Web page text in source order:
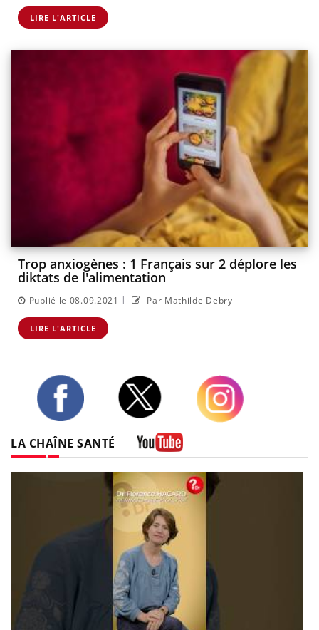
LIRE L'ARTICLE
Trop anxiogènes : 1 Français sur 2 déplore les
diktats de l'alimentation
Publié le 08.09.2021 | Par Mathilde Debry
LIRE L'ARTICLE
LA CHAÎNE SANTÉ